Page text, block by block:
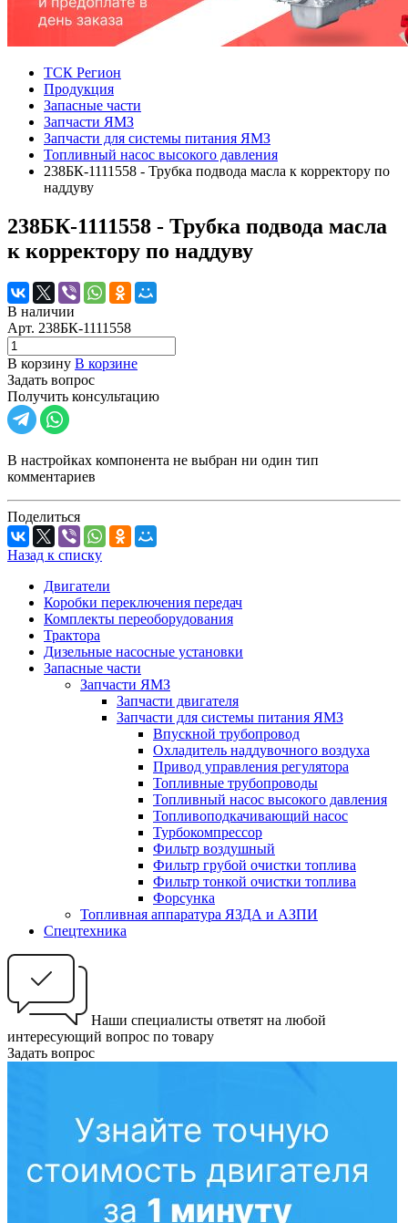
ТСК Регион
Продукция
Запасные части
Запчасти ЯМЗ
Запчасти для системы питания ЯМЗ
Топливный насос высокого давления
238БК-1111558 - Трубка подвода масла к корректору по
наддуву
238БК-1111558 - Трубка подвода масла
к корректору по наддуву
В наличии
Арт. 238БК-1111558
В корзину В корзине
Задать вопрос
Получить консультацию
В настройках компонента не выбран ни один тип
комментариев
Поделиться
Назад к списку
Двигатели
Коробки переключения передач
Комплекты переоборудования
Трактора
Дизельные насосные установки
Запасные части
Запчасти ЯМЗ
Запчасти двигателя
Запчасти для системы питания ЯМЗ
Впускной трубопровод
Охладитель наддувочного воздуха
Привод управления регулятора
Топливные трубопроводы
Топливный насос высокого давления
Топливоподкачивающий насос
Турбокомпрессор
Фильтр воздушный
Фильтр грубой очистки топлива
Фильтр тонкой очистки топлива
Форсунка
Топливная аппаратура ЯЗДА и АЗПИ
Спецтехника
Наши специалисты ответят на любой
интересующий вопрос по товару
Задать вопрос